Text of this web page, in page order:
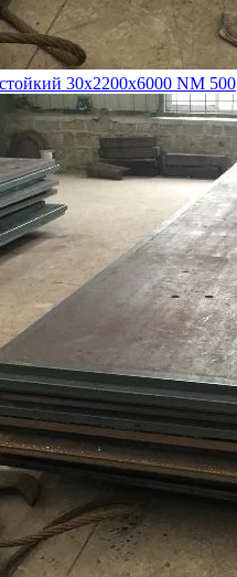
30х2200х6000 NM 500